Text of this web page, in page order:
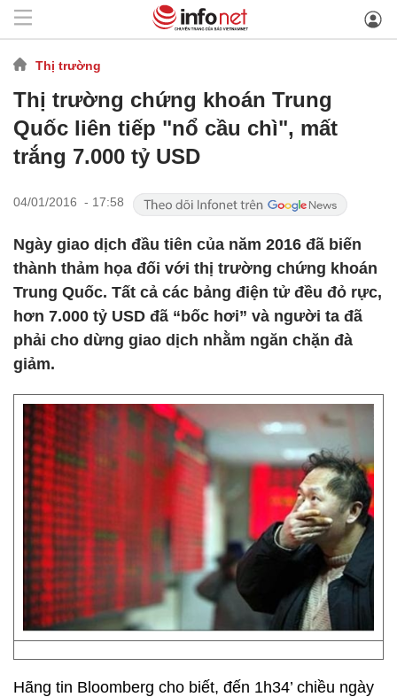
Thị trường
Thị trường chứng khoán Trung
Quốc liên tiếp "nổ cầu chì", mất
trắng 7.000 tỷ USD
04/01/2016 - 17:58
Ngày giao dịch đầu tiên của năm 2016 đã biến
thành thảm họa đối với thị trường chứng khoán
Trung Quốc. Tất cả các bảng điện tử đều đỏ rực,
hơn 7.000 tỷ USD đã “bốc hơi” và người ta đã
phải cho dừng giao dịch nhằm ngăn chặn đà
giảm.
Hãng tin Bloomberg cho biết, đến 1h34’ chiều ngày